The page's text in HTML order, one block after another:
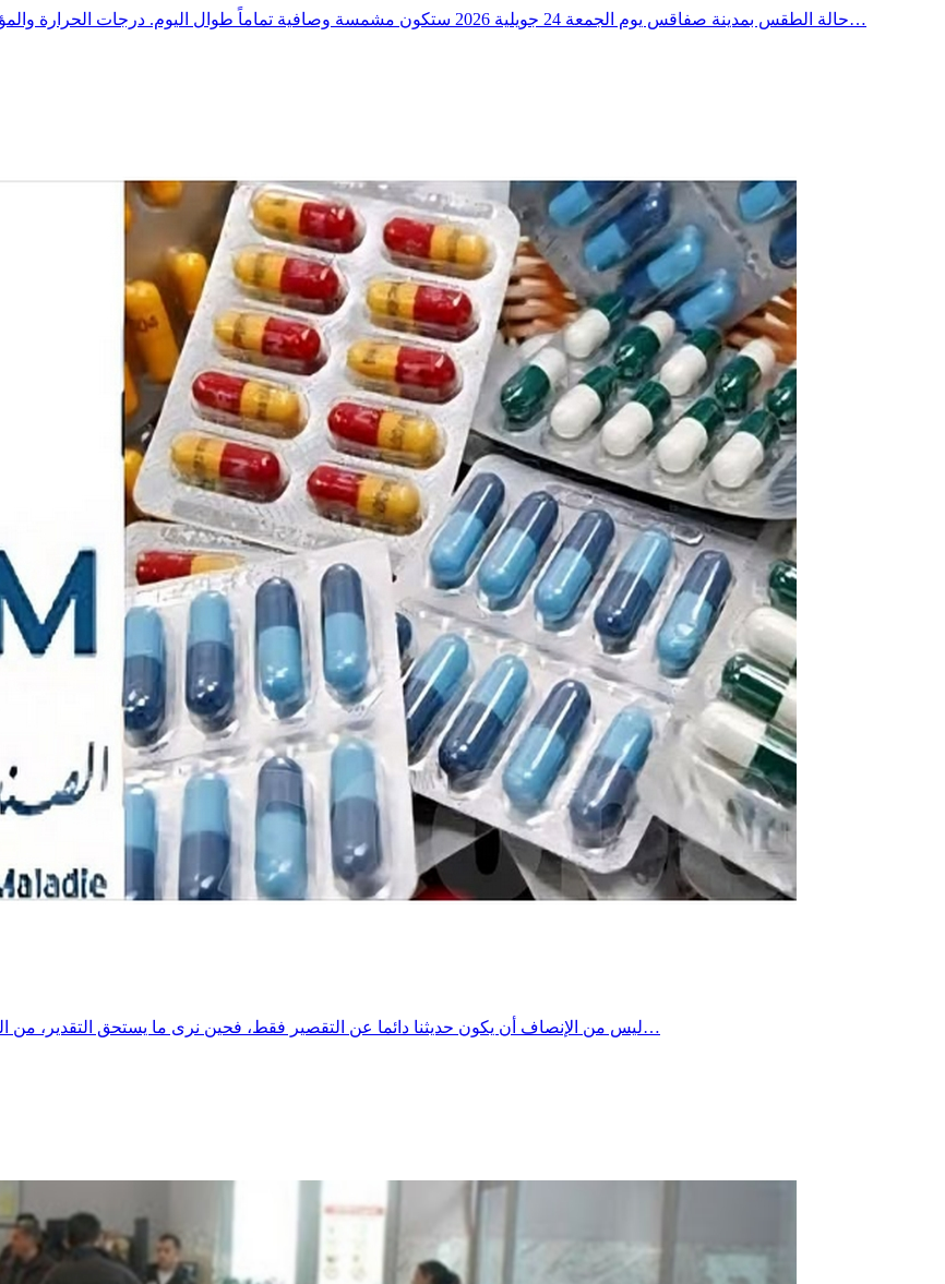
حالة الطقس بمدينة صفاقس يوم الجمعة 24 جويلية 2026 ستكون مشمسة وصافية تماماً طوال اليوم. درجات الحرارة والمؤشرات الحيوية توضح التوقعات الجوية الصادرة عن منصات الرصد الميزات…
ليس من الإنصاف أن يكون حديثنا دائما عن التقصير فقط، فحين نرى ما يستحق التقدير، من الواجب أن نقوله. رغم انقطاع التيار الكهربائي وضعف الشبكة، واصل أعوان…